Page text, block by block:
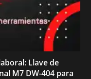
Llave de
M7 DW-404 para